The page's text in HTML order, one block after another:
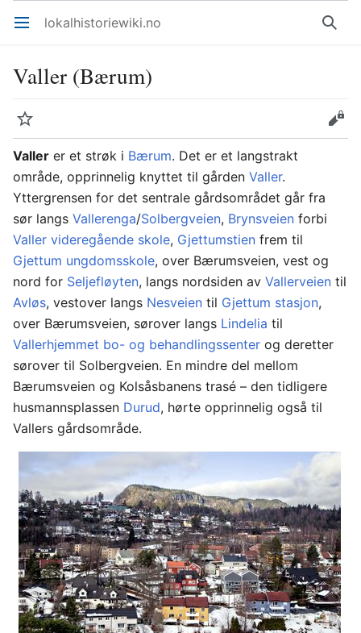
Åpne hovedmenyen lokalhistoriewiki.no Søk
Valler (Bærum)
Overvåk
Rediger
Valler er et strøk i Bærum. Det er et langstrakt
område, opprinnelig knyttet til gården Valler.
Yttergrensen for det sentrale gårdsområdet går fra
sør langs Vallerenga/Solbergveien, Brynsveien forbi
Valler videregående skole, Gjettumstien frem til
Gjettum ungdomsskole, over Bærumsveien, vest og
nord for Seljefløyten, langs nordsiden av Vallerveien til
Avløs, vestover langs Nesveien til Gjettum stasjon,
over Bærumsveien, sørover langs Lindelia til
Vallerhjemmet bo- og behandlingssenter og deretter
sørover til Solbergveien. En mindre del mellom
Bærumsveien og Kolsåsbanens trasé – den tidligere
husmannsplassen Durud, hørte opprinnelig også til
Vallers gårdsområde.